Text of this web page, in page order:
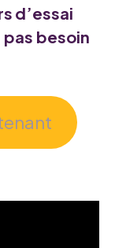
d’essai
besoin